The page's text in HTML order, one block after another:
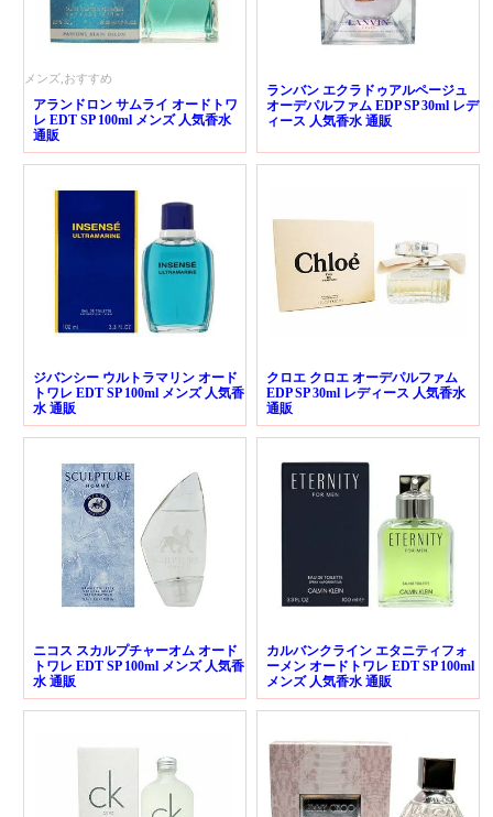
メンズ,おすすめ
アランドロン サムライ オードトワ
レ EDT SP 100ml メンズ 人気香水
通販
ランバン エクラドゥアルページュ
オーデパルファム EDP SP 30ml レデ
ィース 人気香水 通販
ジバンシー ウルトラマリン オード
トワレ EDT SP 100ml メンズ 人気香
水 通販
クロエ クロエ オーデパルファム
EDP SP 30ml レディース 人気香水
通販
ニコス スカルプチャーオム オード
トワレ EDT SP 100ml メンズ 人気香
水 通販
カルバンクライン エタニティフォ
ーメン オードトワレ EDT SP 100ml
メンズ 人気香水 通販